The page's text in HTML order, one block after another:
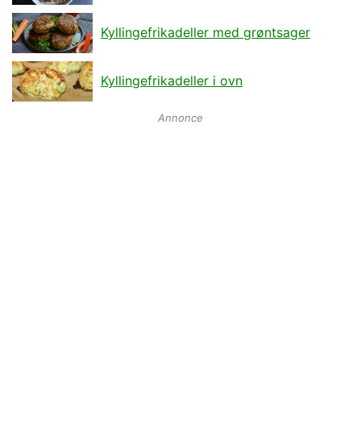
Kyllingefrikadeller med grøntsager
Kyllingefrikadeller i ovn
Annonce